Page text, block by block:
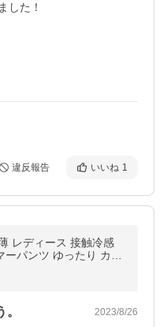
した！
違反報告 いいね 1
レディース 接触冷感
パンツ ゆったり カジ
しい ロングパンツ 薄手
2023/8/26